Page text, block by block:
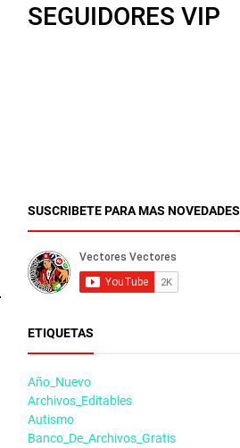
SEGUIDORES VIP
SUSCRIBETE PARA MAS NOVEDADES
ETIQUETAS
Año_Nuevo
Archivos_Editables
Autismo
Banco_De_Archivos_Gratis